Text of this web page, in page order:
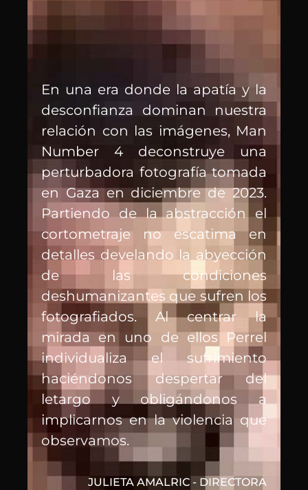
En una era donde la apatía y la
desconfianza dominan nuestra
relación con las imágenes, Man
Number 4 deconstruye una
perturbadora fotografía tomada
en Gaza en diciembre de 2023.
Partiendo de la abstracción el
cortometraje no escatima en
detalles develando la abyección
de las condiciones
deshumanizantes que sufren los
fotografiados. Al centrar la
mirada en uno de ellos Perrel
individualiza el sufrimiento
haciéndonos despertar del
letargo y obligándonos a
implicarnos en la violencia que
observamos.
JULIETA AMALRIC - DIRECTORA